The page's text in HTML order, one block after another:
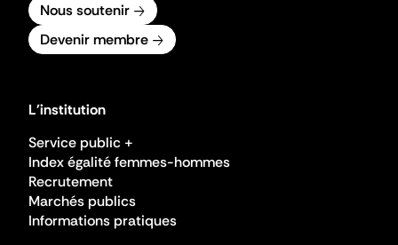
Nous soutenir
Devenir membre
L'institution
Service public +
Index égalité femmes-hommes
Recrutement
Marchés publics
Informations pratiques